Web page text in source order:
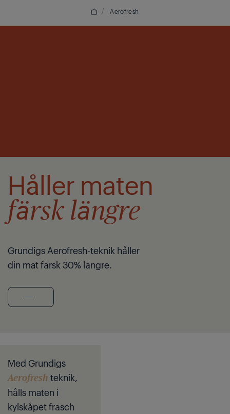
/ Aerofresh
Håller maten
färsk längre
Grundigs Aerofresh-teknik håller
din mat färsk 30% längre.
Med Grundigs
Aerofresh teknik,
hålls maten i
kylskåpet fräsch